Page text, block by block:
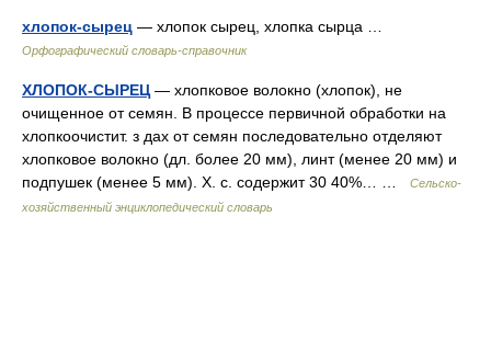
хлопок-сырец — хлопок сырец, хлопка сырца …
Орфографический словарь-справочник
ХЛОПОК-СЫРЕЦ — хлопковое волокно (хлопок), не
очищенное от семян. В процессе первичной обработки на
хлопкоочистит. з дах от семян последовательно отделяют
хлопковое волокно (дл. более 20 мм), линт (менее 20 мм) и
подпушек (менее 5 мм). Х. с. содержит 30 40%… …
Сельско-
хозяйственный энциклопедический словарь